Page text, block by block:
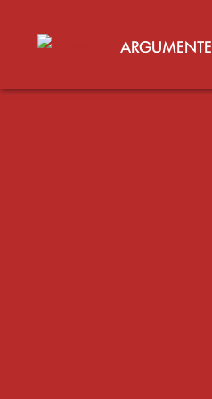
ARGUMENTE